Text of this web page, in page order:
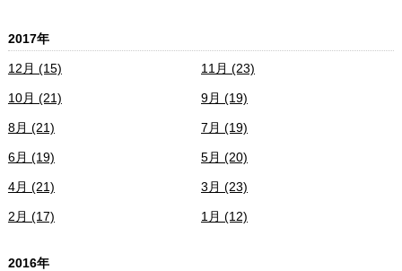
2017年
12月 (15) 11月 (23)
10月 (21) 9月 (19)
8月 (21) 7月 (19)
6月 (19) 5月 (20)
4月 (21) 3月 (23)
2月 (17) 1月 (12)
2016年